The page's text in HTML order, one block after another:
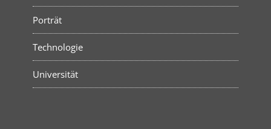
Porträt
Technologie
Universität